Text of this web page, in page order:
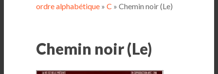
ordre alphabétique » C » Chemin noir (Le)
Chemin noir (Le)